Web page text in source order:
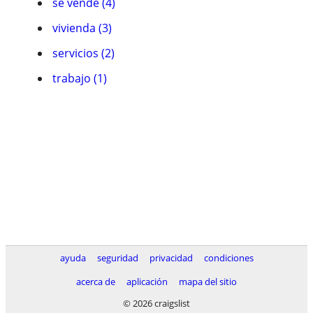
vivienda (3)
servicios (2)
trabajo (1)
ayuda seguridad privacidad
condiciones
acerca de
aplicación
mapa del sitio
© 2026 craigslist